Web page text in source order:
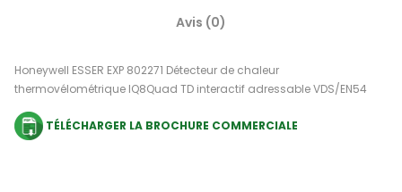
Avis (0)
Honeywell ESSER EXP 802271 Détecteur de chaleur
thermovélométrique IQ8Quad TD interactif adressable VDS/EN54
TÉLÉCHARGER LA BROCHURE COMMERCIALE